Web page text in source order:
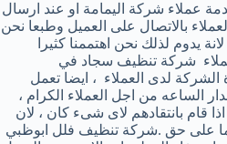
عملاء شركة اليمامة او عند ارسال
بالاتصال على العميل وطبعا نحن
يدوم لذلك نحن اهتممنا كثيرا
شركة تنظيف سجاد في
لدى العملاء ، ايضا تعمل
الساعه من اجل العملاء الكرام ،
قام بانتقادهم لاى شىء كان ، لان
على حق .شركة تنظيف فلل ابوظبي